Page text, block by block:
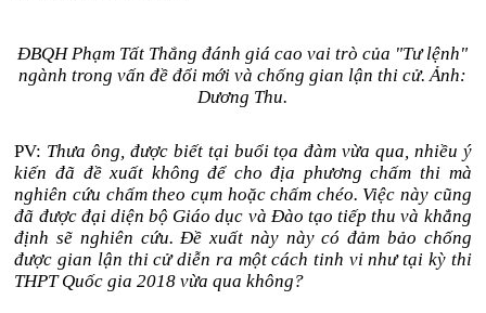
ĐBQH Phạm Tất Thắng đánh giá cao vai trò của "Tư lệnh"
ngành trong vấn đề đổi mới và chống gian lận thi cử. Ảnh:
Dương Thu.
PV: Thưa ông, được biết tại buổi tọa đàm vừa qua, nhiều ý
kiến đã đề xuất không để cho địa phương chấm thi mà
nghiên cứu chấm theo cụm hoặc chấm chéo. Việc này cũng
đã được đại diện bộ Giáo dục và Đào tạo tiếp thu và khẳng
định sẽ nghiên cứu. Đề xuất này này có đảm bảo chống
được gian lận thi cử diễn ra một cách tinh vi như tại kỳ thi
THPT Quốc gia 2018 vừa qua không?